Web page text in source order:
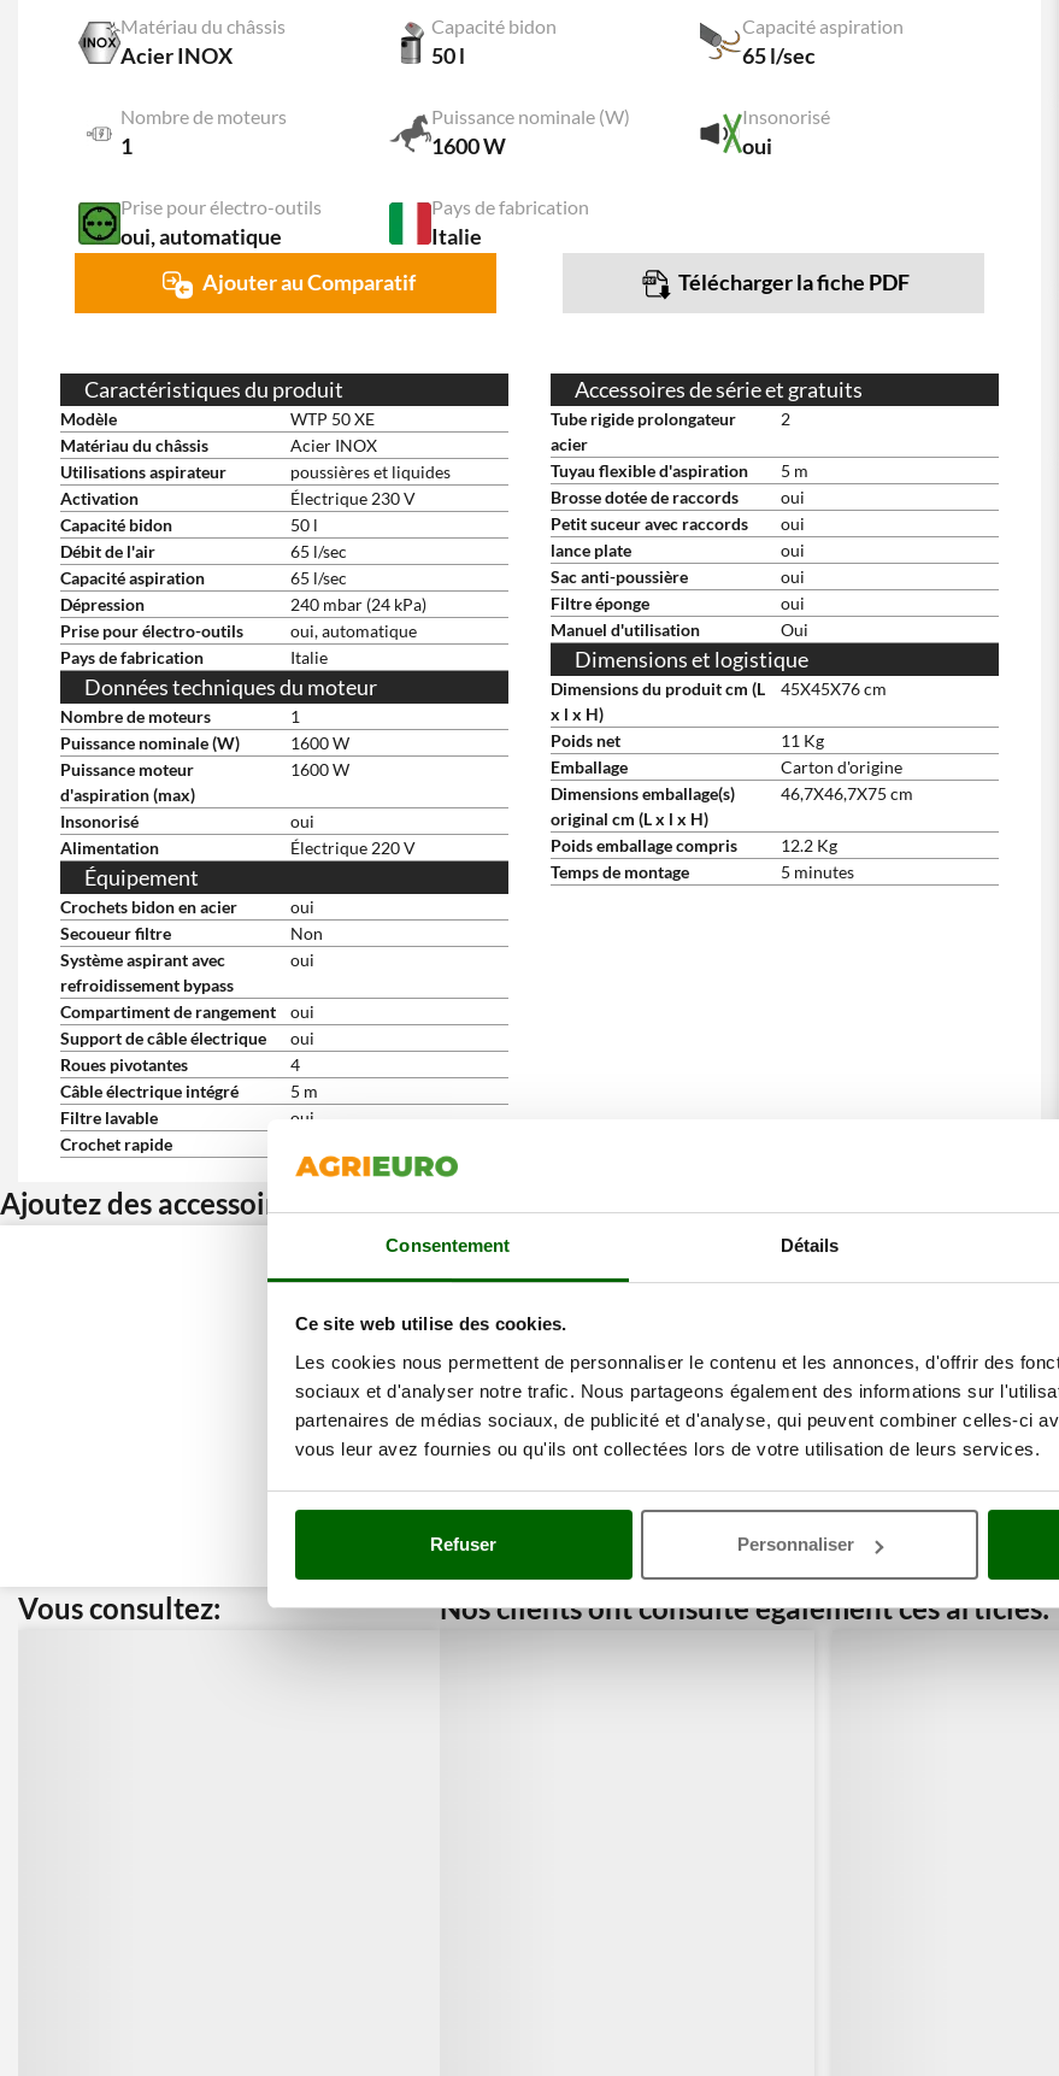
Consentement Détails
Ce site web utilise des cookies.
Les cookies nous permettent de personnaliser le contenu et les annonces, d'offrir des
sociaux et d'analyser notre trafic. Nous partageons également des informations sur
partenaires de médias sociaux, de publicité et d'analyse, qui peuvent combiner celles-ci
vous leur avez fournies ou qu'ils ont collectées lors de votre utilisation de leurs services.
Refuser Personnaliser
Matériau du châssis
Acier INOX
Capacité bidon
50 l
Capacité aspiration
65 l/sec
Nombre de moteurs
1
Puissance nominale (W)
1600 W
Insonorisé
oui
Prise pour électro-outils
oui, automatique
Pays de fabrication
Italie
Ajouter au Comparatif Télécharger la fiche PDF
Caractéristiques du produit
Modèle
WTP 50 XE
Matériau du châssis
Acier INOX
Utilisations aspirateur
poussières et liquides
Activation
Électrique 230 V
Capacité bidon
50 l
Débit de l'air
65 l/sec
Capacité aspiration
65 l/sec
Dépression
240 mbar (24 kPa)
Prise pour électro-outils
oui, automatique
Pays de fabrication
Italie
Données techniques du moteur
Nombre de moteurs
1
Puissance nominale (W)
1600 W
Puissance moteur
d'aspiration (max)
1600 W
Insonorisé
oui
Alimentation
Électrique 220 V
Équipement
Crochets bidon en acier
oui
Secoueur filtre
Non
Système aspirant avec
refroidissement bypass
oui
Compartiment de rangement
oui
Support de câble électrique
oui
Roues pivotantes
4
Câble électrique intégré
5 m
Filtre lavable
oui
Crochet rapide
Accessoires de série et gratuits
Tube rigide prolongateur
acier
2
Tuyau flexible d'aspiration
5 m
Brosse dotée de raccords
oui
Petit suceur avec raccords
oui
lance plate
oui
Sac anti-poussière
oui
Filtre éponge
oui
Manuel d'utilisation
Oui
Dimensions et logistique
Dimensions du produit cm (L
x l x H)
45X45X76 cm
Poids net
11 Kg
Emballage
Carton d'origine
Dimensions emballage(s)
original cm (L x l x H)
46,7X46,7X75 cm
Poids emballage compris
12.2 Kg
Temps de montage
5 minutes
Ajoutez des accessoires et bénéficiez d’une remise
Vous consultez: Nos clients ont consulté également ces articles: